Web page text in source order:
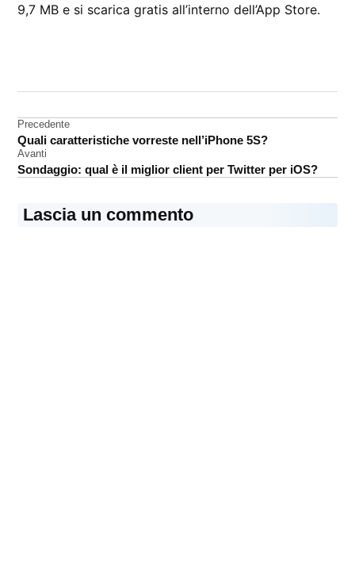
9,7 MB e si scarica gratis all’interno dell’App Store.
Banca
Navigazione
articoli
Precedente
Quali caratteristiche vorreste nell’iPhone 5S?
Avanti
Sondaggio: qual è il miglior client per Twitter per iOS?
Lascia un commento